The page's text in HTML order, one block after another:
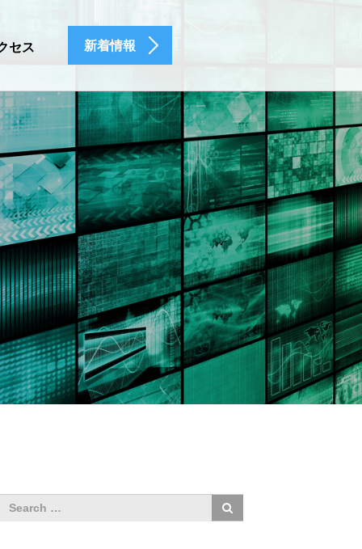
セス 新着情報